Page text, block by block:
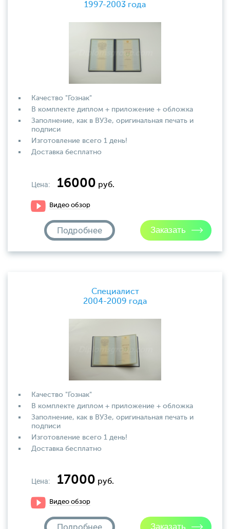
1997-2003 года
Качество "Гознак"
В комплекте диплом + приложение + обложка
Заполнение, как в ВУЗе, оригинальная печать и
подписи
Изготовление всего 1 день!
Доставка бесплатно
Цена: 16000 руб.
Видео обзор
Подробнее
Специалист
2004-2009 года
Качество "Гознак"
В комплекте диплом + приложение + обложка
Заполнение, как в ВУЗе, оригинальная печать и
подписи
Изготовление всего 1 день!
Доставка бесплатно
Цена: 17000 руб.
Видео обзор
Подробнее